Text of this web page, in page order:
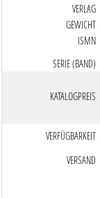
VERLAG
GEWICHT
ISMN
SERIE (BAND)
KATALOGPREIS
VERFÜGBARKEIT
VERSAND